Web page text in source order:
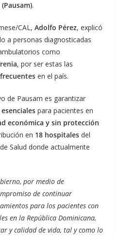
(Pausam).
CAL,Adolfo Pérez, explicó
a personas diagnosticadas
como
, por ser estas las
en el país.
de Pausam es garantizar
para pacientes en
económica y sin protección
en 18 hospitales del
Salud donde actualmente
por medio de
de continuar
para los pacientes con
en la República Dominicana,
y calidad de vida, tal y como lo